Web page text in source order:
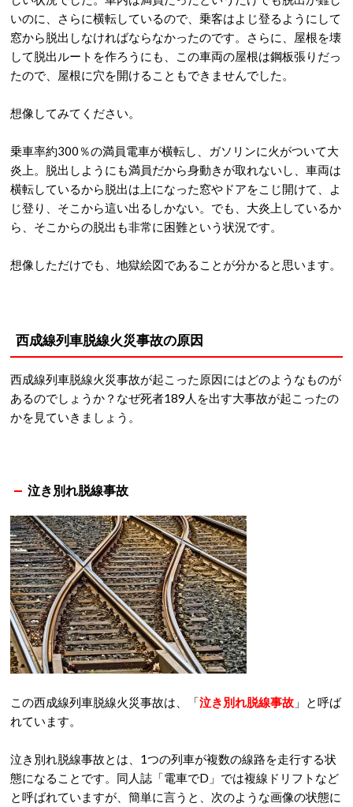
いのに、さらに横転しているので、乗客はよじ登るようにして
窓から脱出しなければならなかったのです。さらに、屋根を壊
して脱出ルートを作ろうにも、この車両の屋根は鋼板張りだっ
たので、屋根に穴を開けることもできませんでした。
想像してみてください。
乗車率約300％の満員電車が横転し、ガソリンに火がついて大
炎上。脱出しようにも満員だから身動きが取れないし、車両は
横転しているから脱出は上になった窓やドアをこじ開けて、よ
じ登り、そこから這い出るしかない。でも、大炎上しているか
ら、そこからの脱出も非常に困難という状況です。
想像しただけでも、地獄絵図であることが分かると思います。
西成線列車脱線火災事故の原因
西成線列車脱線火災事故が起こった原因にはどのようなものが
あるのでしょうか？なぜ死者189人を出す大事故が起こったの
かを見ていきましょう。
泣き別れ脱線事故
この西成線列車脱線火災事故は、「泣き別れ脱線事故 」と呼ば
れています。
泣き別れ脱線事故とは、1つの列車が複数の線路を走行する状
態になることです。同人誌「電車でD」では複線ドリフトなど
と呼ばれていますが、簡単に言うと、次のような画像の状態に